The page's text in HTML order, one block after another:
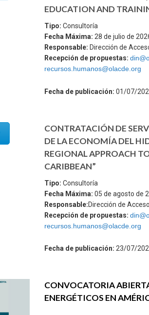
EDUCATION AND
Tipo: Consultoría
Fecha Máxima: 28 de julio de
Responsable: Dirección de
Recepción de propuestas:
recursos.humanos@olacde.org
Fecha de publicación: 01/07/
CONTRATACIÓN DE
DE LA ECONOMÍA DEL
REGIONAL APPROACH
CARIBBEAN”
Tipo: Consultoría
Fecha Máxima: 05 de agosto de
Responsable:Dirección de
Recepción de propuestas:
recursos.humanos@olacde.org
Fecha de publicación: 23/07/
CONVOCATORIA
ENERGÉTICOS EN